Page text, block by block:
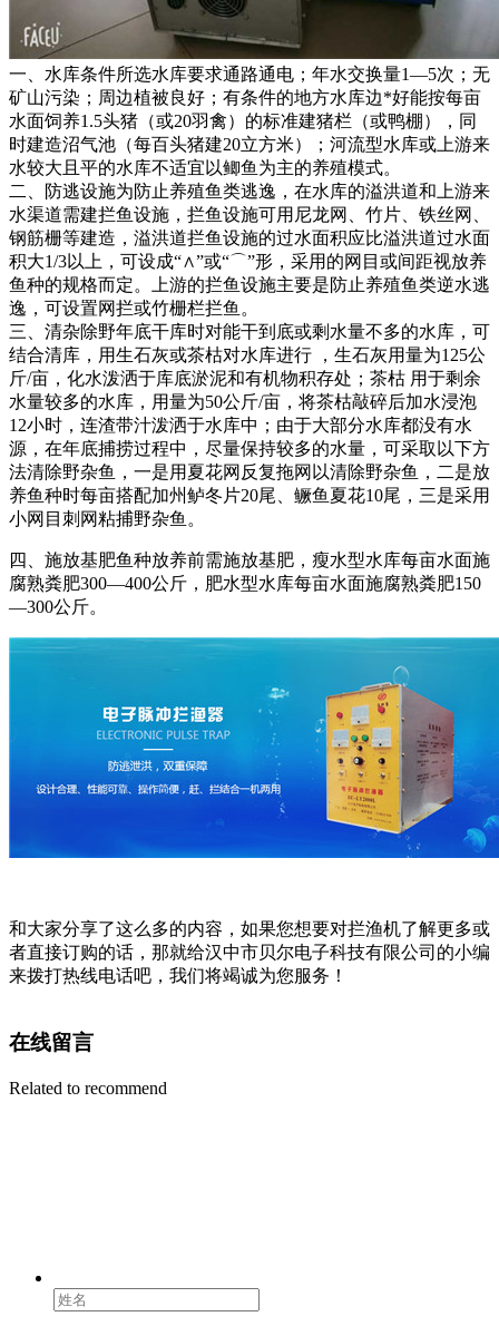
一、水库条件所选水库要求通路通电；年水交换量1—5次；无
矿山污染；周边植被良好；有条件的地方水库边*好能按每亩
水面饲养1.5头猪（或20羽禽）的标准建猪栏（或鸭棚），同
时建造沼气池（每百头猪建20立方米）；河流型水库或上游来
水较大且平的水库不适宜以鲫鱼为主的养殖模式。
二、防逃设施为防止养殖鱼类逃逸，在水库的溢洪道和上游来
水渠道需建拦鱼设施，拦鱼设施可用尼龙网、竹片、铁丝网、
钢筋栅等建造，溢洪道拦鱼设施的过水面积应比溢洪道过水面
积大1/3以上，可设成“∧”或“⌒”形，采用的网目或间距视放养
鱼种的规格而定。上游的拦鱼设施主要是防止养殖鱼类逆水逃
逸，可设置网拦或竹栅栏拦鱼。
三、清杂除野年底干库时对能干到底或剩水量不多的水库，可
结合清库，用生石灰或茶枯对水库进行 ，生石灰用量为125公
斤/亩，化水泼洒于库底淤泥和有机物积存处；茶枯 用于剩余
水量较多的水库，用量为50公斤/亩，将茶枯敲碎后加水浸泡
12小时，连渣带汁泼洒于水库中；由于大部分水库都没有水
源，在年底捕捞过程中，尽量保持较多的水量，可采取以下方
法清除野杂鱼，一是用夏花网反复拖网以清除野杂鱼，二是放
养鱼种时每亩搭配加州鲈冬片20尾、鳜鱼夏花10尾，三是采用
小网目刺网粘捕野杂鱼。
四、施放基肥鱼种放养前需施放基肥，瘦水型水库每亩水面施
腐熟粪肥300—400公斤，肥水型水库每亩水面施腐熟粪肥150
—300公斤。
和大家分享了这么多的内容，如果您想要对拦渔机了解更多或
者直接订购的话，那就给汉中市贝尔电子科技有限公司的小编
来拨打热线电话吧，我们将竭诚为您服务！
在线留言
Related to recommend